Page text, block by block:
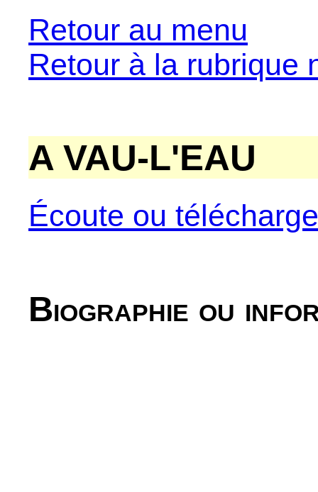
Retour au menu
Retour à la rubrique
A VAU-L'EAU
Écoute ou
Biographie ou